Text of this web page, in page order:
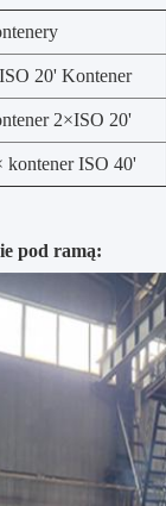
20' Kontener
2×ISO 20'
kontener ISO 40'
pod ramą: